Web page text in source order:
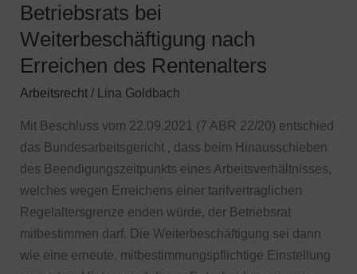
Betriebsrats bei
Weiterbeschäftigung nach
Erreichen des Rentenalters
Arbeitsrecht/ Lina Goldbach
Mit Beschluss vom 22.09.2021 (7 ABR 22/20) entschied
das Bundesarbeitsgericht , dass beim Hinausschieben
des Beendigungszeitpunkts eines Arbeitsverhältnisses,
welches wegen Erreichens einer tarifvertraglichen
Regelaltersgrenze enden würde, der Betriebsrat
mitbestimmen darf. Die Weiterbeschäftigung sei dann
wie eine erneute, mitbestimmungspflichtige Einstellung
des
bei
Weiterbeschäftigung
nach
des
Rentenalters